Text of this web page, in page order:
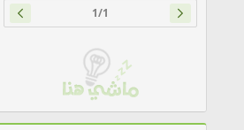
1/1